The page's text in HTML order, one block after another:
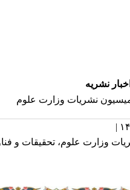
نشریه
کمیسیون نشریات وزارت علوم، تحقیقات و